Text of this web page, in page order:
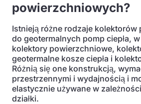
powierzchniowych?
Istnieją różne rodzaje
do geotermalnych pomp ciepła,
kolektory powierzchniowe,
geotermalne kosze ciepła i
Różnią się one konstrukcją,
przestrzennymi i wydajnością i
elastycznie używane w
działki.